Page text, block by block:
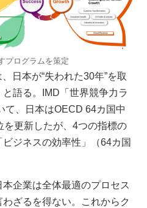
プログラムを策定
日本が“失われた30年”を取
語る。IMD「世界競争力ラ
て、日本はOECD 64カ国中
更新したが、4つの指標の
ジネスの効率性」（64カ国
企業は全体最適のプロセス
ざるを得ない。これからク